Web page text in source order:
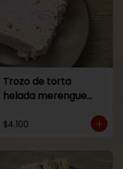
Trozo de torta
helada merengue
$4.100